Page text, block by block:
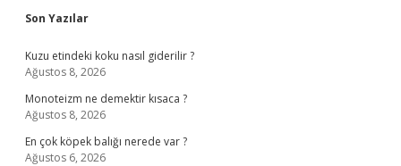
Sidebar
Son Yazılar
Kuzu etindeki koku nasıl giderilir ?
Ağustos 8, 2026
Monoteizm ne demektir kısaca ?
Ağustos 8, 2026
En çok köpek balığı nerede var ?
Ağustos 6, 2026